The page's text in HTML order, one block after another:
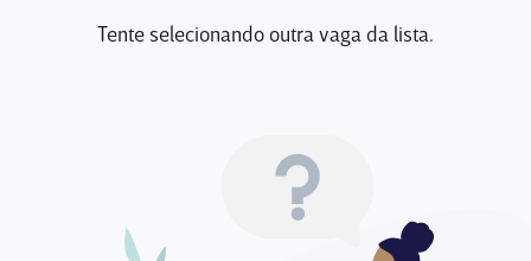
Tente selecionando outra vaga da lista.